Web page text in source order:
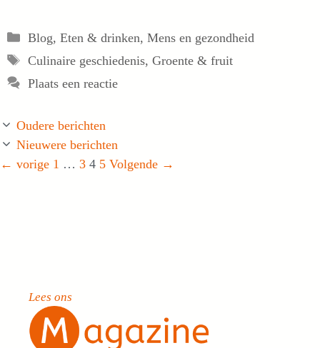
Categorieën
Blog, Eten & drinken, Mens en gezondheid
Tags
Culinaire geschiedenis, Groente & fruit
Plaats een reactie
Oudere berichten
Nieuwere berichten
← vorige Pagina
1 … Pagina
3 Pagina
4 Pagina
5 Volgende →
Lees ons